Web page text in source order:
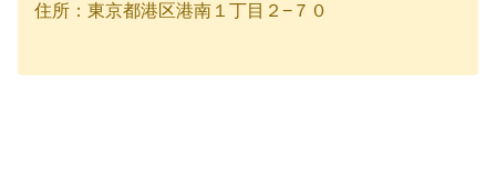
住所：東京都港区港南１丁目２−７０